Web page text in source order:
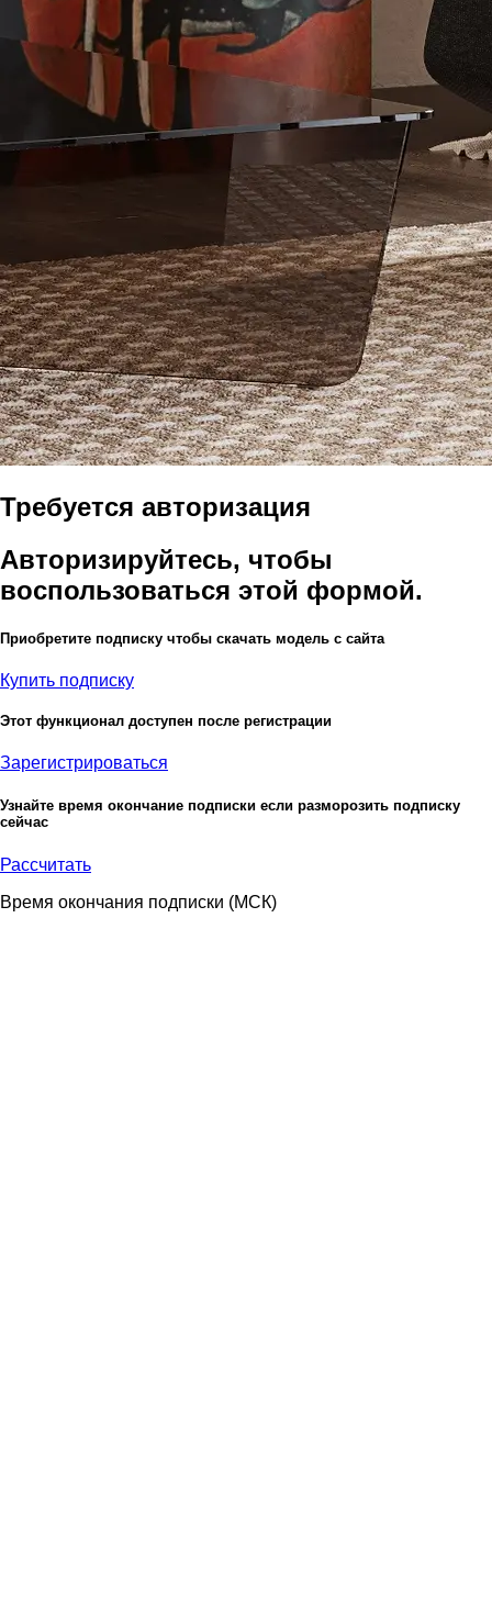
Требуется авторизация
Авторизируйтесь, чтобы
воспользоваться этой формой.
Приобретите подписку чтобы скачать модель с сайта
Купить подписку
Этот функционал доступен после регистрации
Зарегистрироваться
Узнайте время окончание подписки если разморозить подписку
сейчас
Рассчитать
Время окончания подписки (МСК)